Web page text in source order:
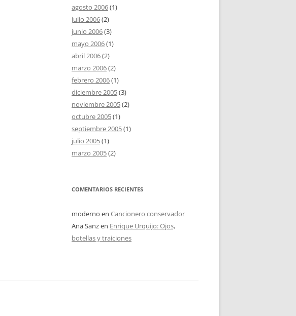
agosto 2006(1)
julio 2006(2)
junio 2006(3)
mayo 2006(1)
abril 2006(2)
marzo 2006(2)
febrero 2006(1)
diciembre 2005(3)
noviembre 2005(2)
octubre 2005(1)
septiembre 2005(1)
julio 2005(1)
marzo 2005(2)
COMENTARIOS RECIENTES
moderno en Cancionero conservador
Ana Sanzen Enrique Urquijo: Ojos,
botellas y traiciones